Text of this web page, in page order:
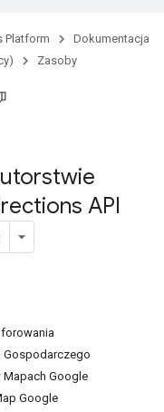
Platform
Dokumentacja
Zasoby
API
Gospodarczego
Mapach Google
Google